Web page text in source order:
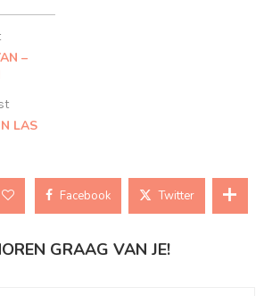
–
LAS
Facebook Twitter
GRAAG VAN JE!